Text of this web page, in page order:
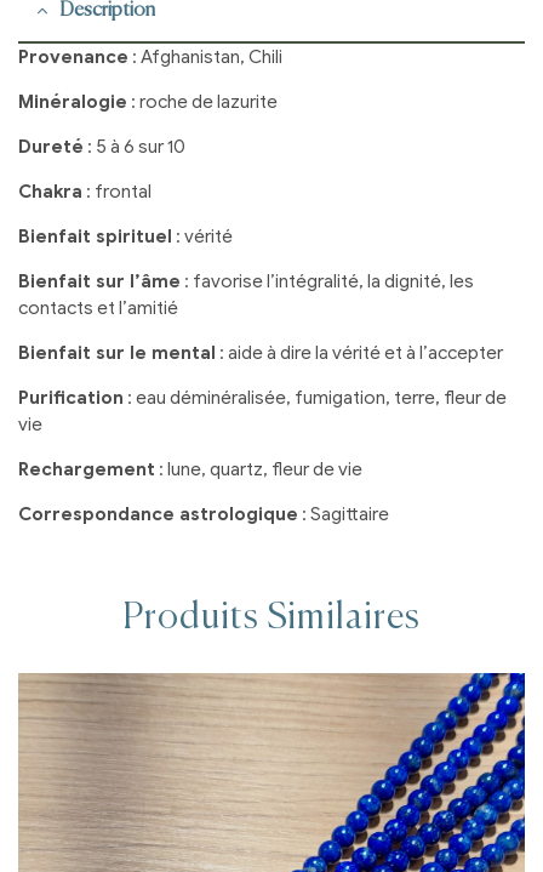
Description
Provenance : Afghanistan, Chili
Minéralogie : roche de lazurite
Dureté : 5 à 6 sur 10
Chakra : frontal
Bienfait spirituel : vérité
Bienfait sur l’âme : favorise l’intégralité, la dignité, les
contacts et l’amitié
Bienfait sur le mental : aide à dire la vérité et à l’accepter
Purification : eau déminéralisée, fumigation, terre, fleur de
vie
Rechargement : lune, quartz, fleur de vie
Correspondance astrologique : Sagittaire
Produits Similaires